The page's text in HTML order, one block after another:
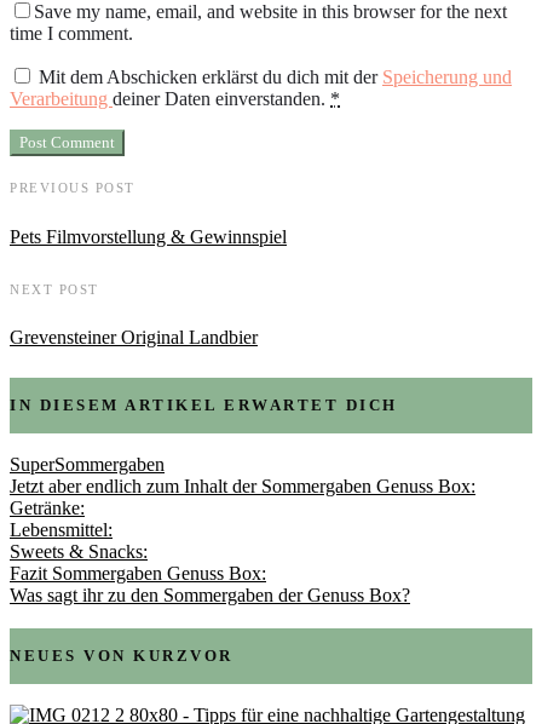
Save my name, email, and website in this browser for the next
time I comment.
Mit dem Abschicken erklärst du dich mit der Speicherung und
Verarbeitung deiner Daten einverstanden. *
PREVIOUS POST
Pets Filmvorstellung & Gewinnspiel
NEXT POST
Grevensteiner Original Landbier
IN DIESEM ARTIKEL ERWARTET DICH
SuperSommergaben
Jetzt aber endlich zum Inhalt der Sommergaben Genuss Box:
Getränke:
Lebensmittel:
Sweets & Snacks:
Fazit Sommergaben Genuss Box:
Was sagt ihr zu den Sommergaben der Genuss Box?
NEUES VON KURZVOR